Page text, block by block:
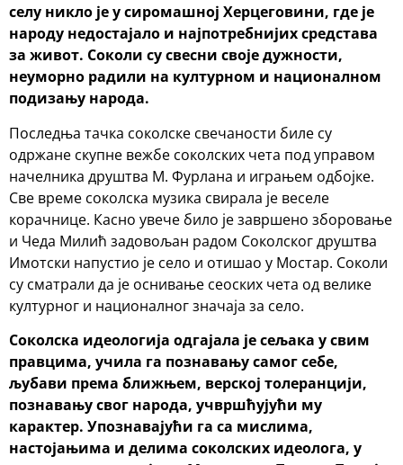
селу никло је усиромашној Херцеговини, где је
народу недостајало и најпотребнијих средстава
за живот. Соколи су свесни своје дужности,
неуморно радили на културном и националном
подизању народа.
Последња тачка соколске свечаности биле су
одржане скупне вежбе соколских чета под управом
начелника друштва М. Фурлана и играњем одбојке.
Све време соколска музика свирала је веселе
корачнице. Касно увече било је завршено зборовање
и Чеда Милић задовољан радом Соколског друштва
Имотски напустио је село и отишао у Мостар. Соколи
су сматрали да је оснивање сеоских чета од велике
културног и националног значаја за село.
Соколска идеологија одгајала је сељака у свим
правцима, учила га познавању самогсебе,
љубави према ближњем, верској толеранцији,
познавању свог народа, учвршћујући му
карактер. Упознавајући га са мислима,
настојањима и делима соколских идеолога, у